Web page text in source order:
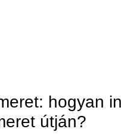
hogyan
útján?